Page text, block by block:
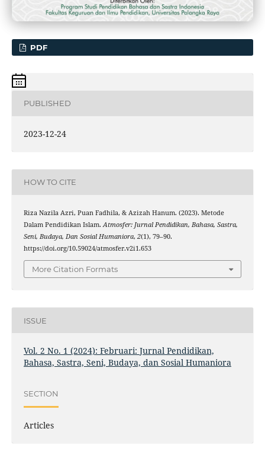
PDF
PUBLISHED
2023-12-24
HOW TO CITE
Riza Nazila Azri, Puan Fadhila, & Azizah Hanum. (2023). Metode
Dalam Pendidikan Islam.Atmosfer: Jurnal Pendidikan, Bahasa, Sastra,
Seni, Budaya, Dan Sosial Humaniora, 2(1), 79–90.
https://doi.org/10.59024/atmosfer.v2i1.653
More Citation Formats
ISSUE
Vol. 2 No. 1 (2024): Februari: Jurnal Pendidikan,
Bahasa, Sastra, Seni, Budaya, dan Sosial Humaniora
SECTION
Articles